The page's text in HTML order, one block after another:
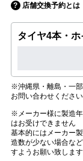
店舗交換予約とは
タイヤ4本・
※沖縄県・離島・一
お問い合わせください
※メーカー様に製造
はお受けできません
基本的にはメーカー
造数が少ない場合な
すようお願い致します